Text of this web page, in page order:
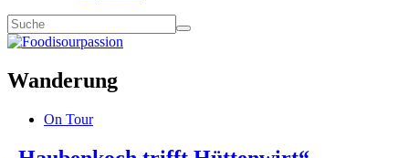
Wanderung
On Tour